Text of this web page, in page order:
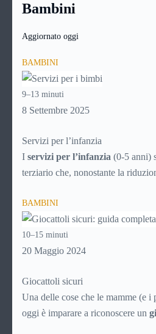
Bambini
Aggiornato oggi
BAMBINI
9–13 minuti
8 Settembre 2025
Servizi per l’infanzia
I servizi per l’infanzia (0-5 anni)
terziario che, nonostante la
articolo specifico ricco di consigli
intelligente dei servizi che
ai genitori dei bimbi da 0 a 5 anni,
crescita e nello sviluppo.
BAMBINI
10–15 minuti
20 Maggio 2024
Giocattoli sicuri
Una delle cose che le mamme (e i
oggi è imparare a riconoscere un